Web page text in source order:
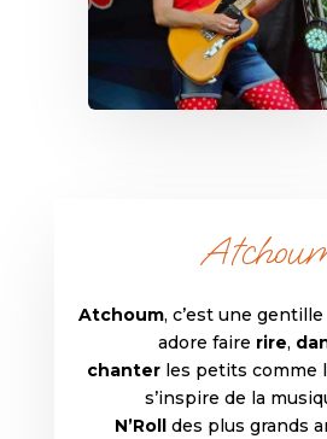
Atchoum, c’est une
adore faire rire,
chanter les petits comme
s’inspire de la
N’Rolldes plus grands